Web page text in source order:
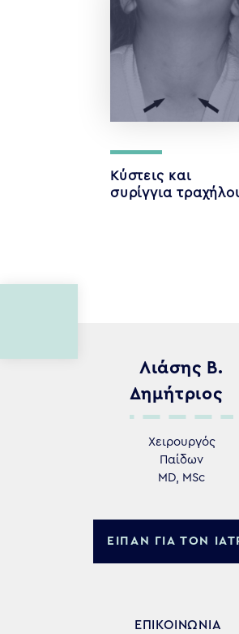
Κύστεις και
συρίγγια
Λιάσης Β.
Δημήτριος
Χειρουργός
Παίδων
MD, MSc
ΕΙΠΑΝ ΓΙΑ ΤΟΝ
ΕΠΙΚΟΙΝΩΝΙΑ